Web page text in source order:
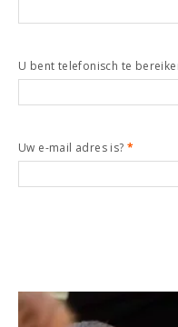
U bent telefonisch te
Uw e-mail adres is? *